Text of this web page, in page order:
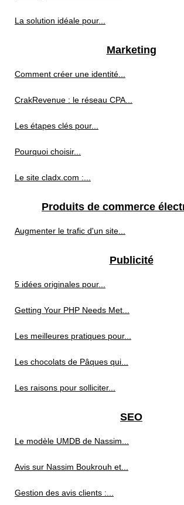
La solution idéale pour...
Marketing
Comment créer une identité...
CrakRevenue : le réseau CPA...
Les étapes clés pour...
Pourquoi choisir...
Le site cladx.com :...
Produits de commerce
Augmenter le trafic d'un site...
Publicité
5 idées originales pour...
Getting Your PHP Needs Met...
Les meilleures pratiques pour...
Les chocolats de Pâques qui...
Les raisons pour solliciter...
SEO
Le modèle UMDB de Nassim...
Avis sur Nassim Boukrouh et...
Gestion des avis clients :...